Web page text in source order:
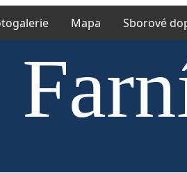
Mapa Sborové